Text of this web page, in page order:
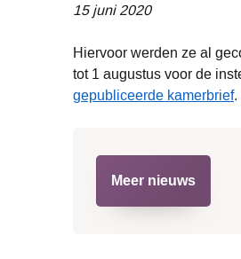
15 juni 2020
Hiervoor werden ze al
tot 1 augustus voor de
gepubliceerde kamerbrief.
Meer nieuws